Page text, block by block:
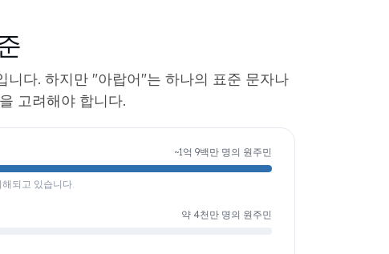
다. 하지만 "아랍어"는 하나의 표준 문자나
고려해야 합니다.
~1억 9백만 명의 원주민
되고 있습니다.
약 4천만 명의 원주민